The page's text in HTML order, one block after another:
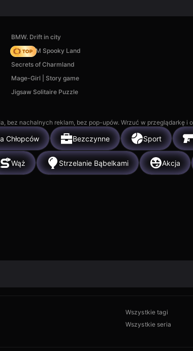
BMW. Drift in city
Moto X3M Spooky Land
Secrets of Charmland
Mage-Girl | Story game
Jigsaw Solitaire Puzzle
bez nachalnych reklam, bez pop-upów. Wrzuć w przeglądarkę i
Chłopców Bezczynne Sport
Wąż Strzelanie Bąbelkami Akcja
Wszystkie tagi
Wszystkie seria